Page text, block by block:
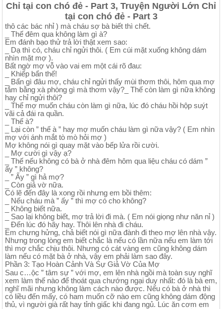
Chỉ tại con chó đẻ - Part 3, Truyện Người Lớn Chỉ
tại con chó đẻ - Part 3
thô các bác nhỉ ) mà cháu sợ bà biết thì chết.
_ Thế đêm qua không làm gì à?
Em đánh bạo thử trả lời thật xem sao:
_ Dạ thì có, cháu chỉ ngửi thôi. ( Em cúi mặt xuống không dám
nhìn mặt mợ ).
Bất ngờ mợ vỗ vào vai em một cái rõ đau:
_ Khiếp bẩn thế!
_ Bẩn gì đâu mợ, cháu chỉ ngửi thấy mùi thơm thôi, hôm qua mợ
tắm bằng xà phòng gì mà thơm vậy?_ Thế còn làm gì nữa không
hay chỉ ngửi thôi?
_ Thế mợ muốn cháu còn làm gì nữa, lúc đó cháu hồi hộp suýt
vãi cả đái ra quần.
_ Thế à?
_ Lại còn ” thế à ” hay mợ muốn cháu làm gì nữa vậy? ( Em nhìn
mợ với ánh mắt tò mò hỏi mợ )
Mợ không nói gì quay mặt vào bếp lửa rồi cười.
_ Mợ cười gì vậy ạ?
_ Thế nếu không có bà ở nhà đêm hôm qua liệu cháu có dám ”
ấy ” không?
_ ” Ấy ” gì hả mợ?
_ Còn giả vờ nữa.
Có lẽ đến đây là xong rồi nhưng em bồi thêm:
_ Nếu cháu mà ” ấy ” thì mợ có cho không?
_ Không biết nữa.
_ Sao lại không biết, mợ trả lời đi mà. ( Em nói giọng như năn nỉ )
_ Đến lúc đó hãy hay. Thôi lên nhà đi cháu.
Em chưng hửng, chả biết nói gì nữa đành đi theo mợ lên nhà vậy.
Nhưng trong lòng em biết chắc là nếu có lần nữa nếu em làm tới
thì mợ chắc chịu thôi. Nhưng có cát vàng em cũng không dám
làm nếu có mặt bà ở nhà, vậy em phải làm sao đây.
Phần 3: Tạo Hoàn Cảnh Và Sự Giả Vờ Của Mợ
Sau c…ộc ” tâm sự ” với mợ, em lên nhà ngồi mà toàn suy nghĩ
xem làm thế nào để thoát qua chướng ngại duy nhất: đó là bà em,
nghĩ mãi nhưng không làm cách nào được. Nếu có bà ở nhà thì
có liều đến mấy, có ham muốn cỡ nào em cũng không dám động
thủ, vì người già rất hay tỉnh giấc khi đang ngủ. Lúc ăn cơm em